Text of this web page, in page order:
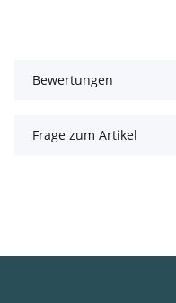
Bewertungen
Frage zum Artikel